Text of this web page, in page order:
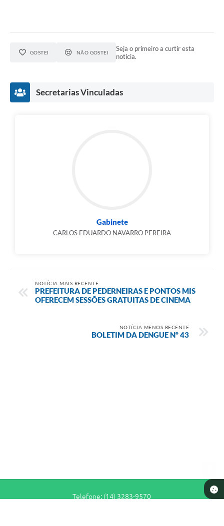
GOSTEI NÃO GOSTEI
Seja o primeiro a curtir esta
notícia.
Secretarias Vinculadas
Gabinete
CARLOS EDUARDO NAVARRO PEREIRA
NOTÍCIA MAIS RECENTE
PREFEITURA DE PEDERNEIRAS E PONTOS MIS
OFERECEM SESSÕES GRATUITAS DE CINEMA
NOTÍCIA MENOS RECENTE
BOLETIM DA DENGUE Nº 43
Telefone: (14) 3283-9570